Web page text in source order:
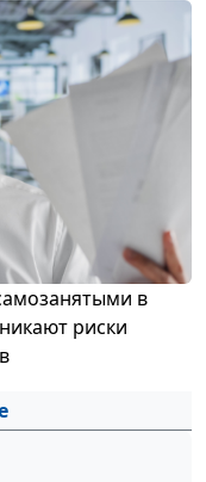
в
риски